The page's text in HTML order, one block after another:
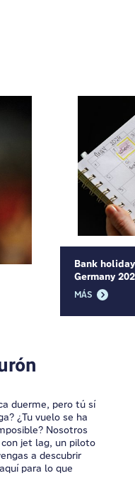
Bank
Germany
MÁS
duerme, pero tú sí
¿Tu vuelo se ha
Nosotros
jet lag, un piloto
a descubrir
para lo que